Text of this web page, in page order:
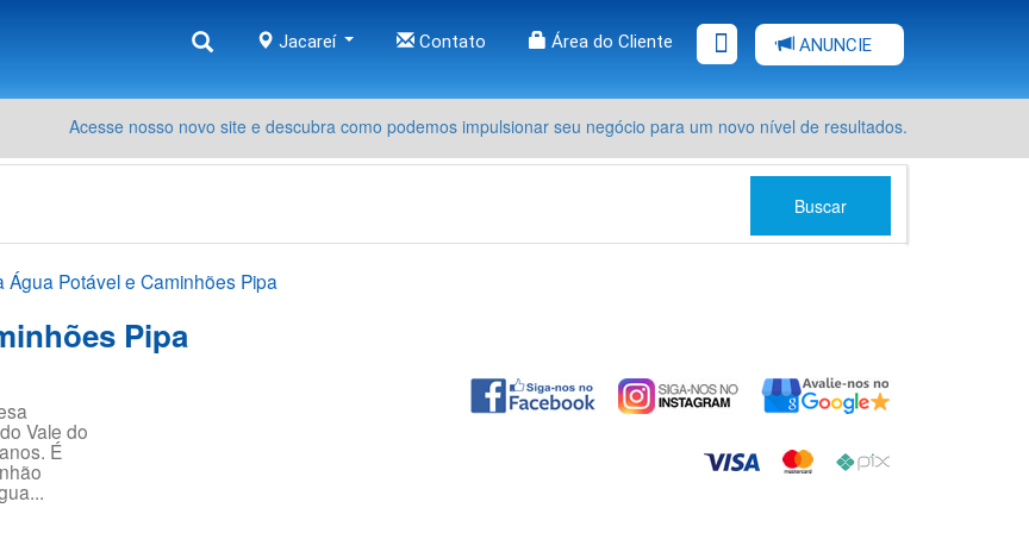
Jacareí Contato Área do Cliente ANUNCIE
Acesse nosso novo site e descubra como podemos impulsionar seu negócio para um novo nível de resultados.
Buscar
Água Potável e Caminhões Pipa
Pipa
Vale do
É